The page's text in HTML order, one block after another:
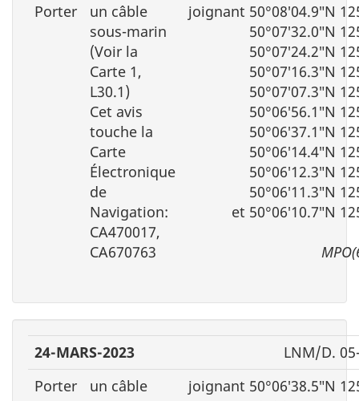
Porter
un câble
sous-marin
(Voir la
Carte 1,
L30.1)
Cet avis
touche la
Carte
Électronique
de
Navigation:
CA470017,
CA670763
joignant 50°08′04.9″N
50°07′32.0″N
50°07′24.2″N
50°07′16.3″N
50°07′07.3″N
50°06′56.1″N
50°06′37.1″N
50°06′14.4″N
50°06′12.3″N
50°06′11.3″N
et 50°06′10.7″N
24-MARS-2023
LNM/D.
Porter
un câble
joignant 50°06′38.5″N